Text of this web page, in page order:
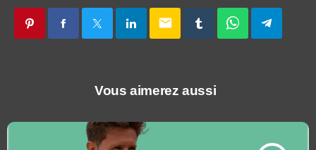
email
Vous aimerez aussi